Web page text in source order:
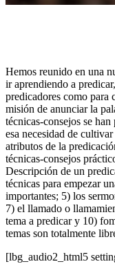
Hemos reunido en una
ir aprendiendo a
predicadores como para
misión de anunciar la
técnicas-consejos se
esa necesidad de
atributos de la
técnicas-consejos
Descripción de un
técnicas para empezar
importantes; 5) los
7) el llamado o
tema a predicar y 10)
temas son totalmente
[lbg_audio2_html5